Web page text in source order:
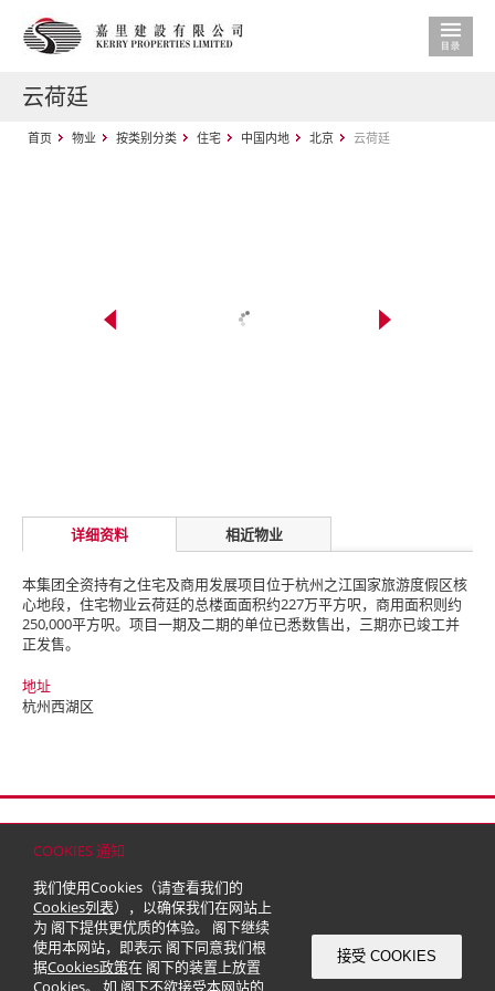
COOKIES 通知
我们使用Cookies（请查看我们的
Cookies列表），以确保我们在网站上
为 阁下提供更优质的体验。 阁下继续
使用本网站，即表示 阁下同意我们根
据Cookies政策在 阁下的装置上放置
Cookies。 如 阁下不欲接受本网站的
接受 COOKIES
云荷廷
首页 物业 按类别分类 住宅 中国内地 北京 云荷廷
详细资料 相近物业
本集团全资持有之住宅及商用发展项目位于杭州之江国家旅游度假区核
心地段，住宅物业云荷廷的总楼面面积约227万平方呎，商用面积则约
250,000平方呎。项目一期及二期的单位已悉数售出，三期亦已竣工并
正发售。
地址
杭州西湖区
© 2026 嘉里建设有限公司 (于百慕达注册成立之有限公司)